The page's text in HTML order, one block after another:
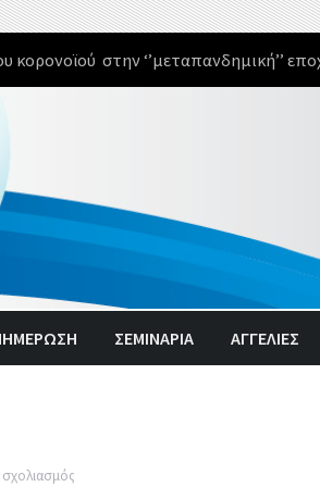
βιολογικών παραγόντων το ανάγνωσμα !!!
ΣΕΜΙΝΑΡΙΑ ΑΓΓΕΛΊΕΣ
σχολιασμός